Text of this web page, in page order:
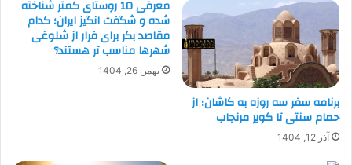
برنامه سفر سه روزه به کاشان؛ از
حمام سنتی تا کویر مرنجاب
آذر 12, 1404
معرفی 10 روستای کمتر شناخته
شده و شگفت انگیز ایران؛ کدام
مقاصد بکر برای فرار از شلوغی
شهرها مناسب تر هستند؟
بهمن 26, 1404